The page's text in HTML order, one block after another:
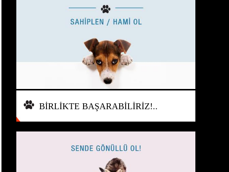
BİRLİKTE BAŞARABİLİRİZ!..